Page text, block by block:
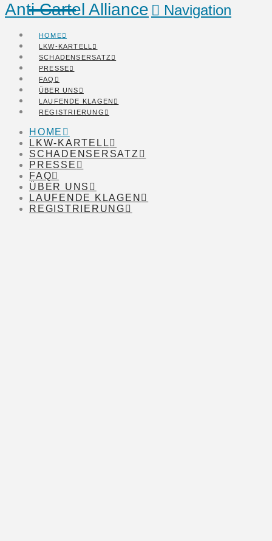
Anti Cartel Alliance Navigation
HOME
LKW-KARTELL
SCHADENSERSATZ
PRESSE
FAQ
ÜBER UNS
LAUFENDE KLAGEN
REGISTRIERUNG
HOME
LKW-KARTELL
SCHADENSERSATZ
PRESSE
FAQ
ÜBER UNS
LAUFENDE KLAGEN
REGISTRIERUNG